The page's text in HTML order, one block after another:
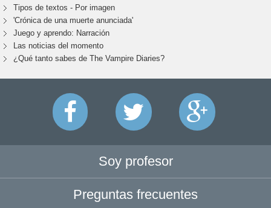
Tipos de textos - Por imagen
'Crónica de una muerte anunciada'
Juego y aprendo: Narración
Las noticias del momento
¿Qué tanto sabes de The Vampire Diaries?
Soy profesor
Preguntas frecuentes